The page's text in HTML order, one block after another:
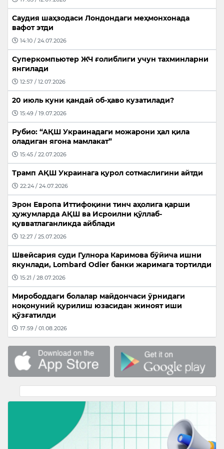
Саудия шаҳзодаси Лондондаги меҳмонхонада
вафот этди
14:10 / 24.07.2026
Суперкомпьютер ЖЧ ғолиблиги учун тахминларни
янгилади
12:57 / 12.07.2026
20 июль куни қандай об-ҳаво кузатилади?
15:49 / 19.07.2026
Рубио: “АҚШ Украинадаги можарони ҳал қила
оладиган ягона мамлакат”
15:45 / 22.07.2026
Трамп АҚШ Украинага қурол сотмаслигини айтди
22:24 / 24.07.2026
Эрон Европа Иттифоқини тинч аҳолига қарши
ҳужумларда АҚШ ва Исроилни қўллаб-
қувватлаганликда айблади
12:27 / 25.07.2026
Швейсария суди Гулнора Каримова бўйича ишни
якунлади, Lombard Odier банки жаримага тортилди
15:21 / 28.07.2026
Мирободдаги болалар майдончаси ўрнидаги
ноқонуний қурилиш юзасидан жиноят иши
қўзғатилди
17:59 / 01.08.2026